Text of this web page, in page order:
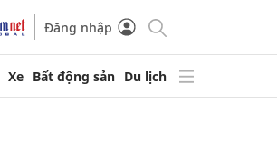
Đăng nhập
Xe Bất động sản Du lịch